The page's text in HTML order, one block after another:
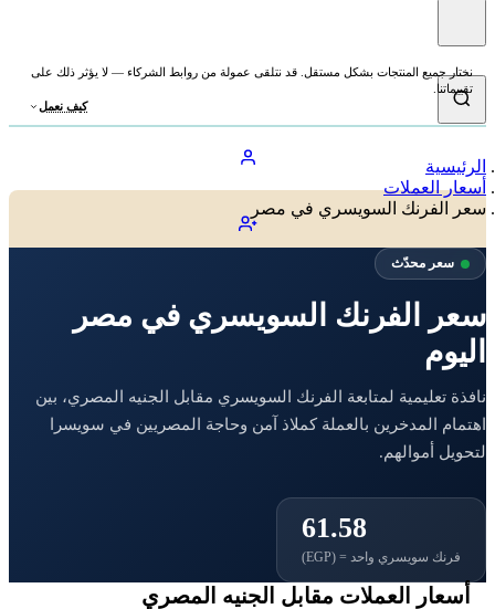
نختار جميع المنتجات بشكل مستقل. قد نتلقى عمولة من روابط الشركاء — لا يؤثر ذلك على
تقييماتنا.
كيف نعمل
الرئيسية
أسعار العملات
سعر الفرنك السويسري في مصر
سعر محدّث
سعر الفرنك السويسري في مصر
اليوم
نافذة تعليمية لمتابعة الفرنك السويسري مقابل الجنيه المصري، بين
اهتمام المدخرين بالعملة كملاذ آمن وحاجة المصريين في سويسرا
لتحويل أموالهم.
61.58
فرنك سويسري واحد = (EGP)
أسعار العملات مقابل الجنيه المصري